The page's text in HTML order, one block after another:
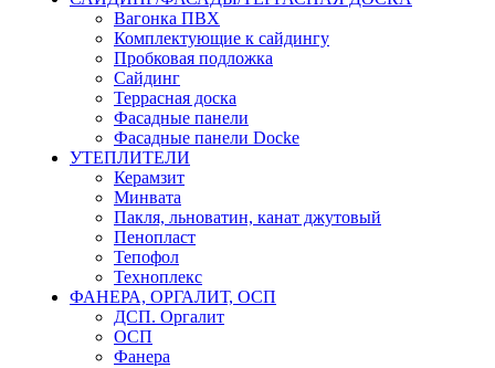
Вагонка ПВХ
Комплектующие к сайдингу
Пробковая подложка
Сайдинг
Террасная доска
Фасадные панели
Фасадные панели Docke
УТЕПЛИТЕЛИ
Керамзит
Минвата
Пакля, льноватин, канат джутовый
Пенопласт
Тепофол
Техноплекс
ФАНЕРА, ОРГАЛИТ, ОСП
ДСП. Оргалит
ОСП
Фанера